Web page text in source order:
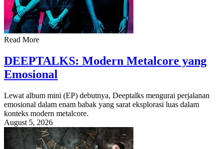
Read More
DEEPTALKS: Modern Metalcore yang
Emosional
Lewat album mini (EP) debutnya, Deeptalks mengurai perjalanan
emosional dalam enam babak yang sarat eksplorasi luas dalam
konteks modern metalcore.
August 5, 2026